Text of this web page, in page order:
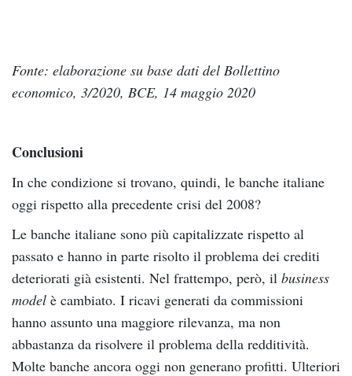
Fonte: elaborazione su base dati del Bollettino
economico, 3/2020, BCE, 14 maggio 2020
Conclusioni
In che condizione si trovano, quindi, le banche italiane
oggi rispetto alla precedente crisi del 2008?
Le banche italiane sono più capitalizzate rispetto al
passato e hanno in parte risolto il problema dei crediti
deteriorati già esistenti. Nel frattempo, però, il business
model è cambiato. I ricavi generati da commissioni
hanno assunto una maggiore rilevanza, ma non
abbastanza da risolvere il problema della redditività.
Molte banche ancora oggi non generano profitti. Ulteriori